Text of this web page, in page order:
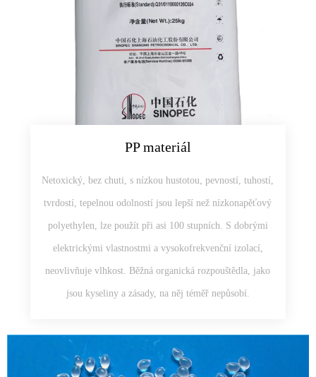
PP materiál
Netoxický, bez chuti, s nízkou hustotou, pevností, tuhostí,
tvrdostí, tepelnou odolností jsou lepší než nízkonapěťový
polyethylen, lze použít při asi 100 stupních. S dobrými
elektrickými vlastnostmi a vysokofrekvenční izolací,
neovlivňuje vlhkost. Běžná organická rozpouštědla, jako
jsou kyseliny a zásady, na něj téměř nepůsobí.